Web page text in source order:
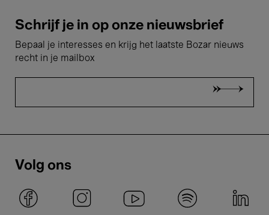
Schrijf je in op onze nieuwsbrief
Bepaal je interesses en krijg het laatste Bozar nieuws
recht in je mailbox
Volg ons